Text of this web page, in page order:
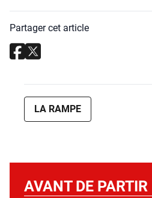
Partager cet article
LA RAMPE
AVANT DE PARTIR